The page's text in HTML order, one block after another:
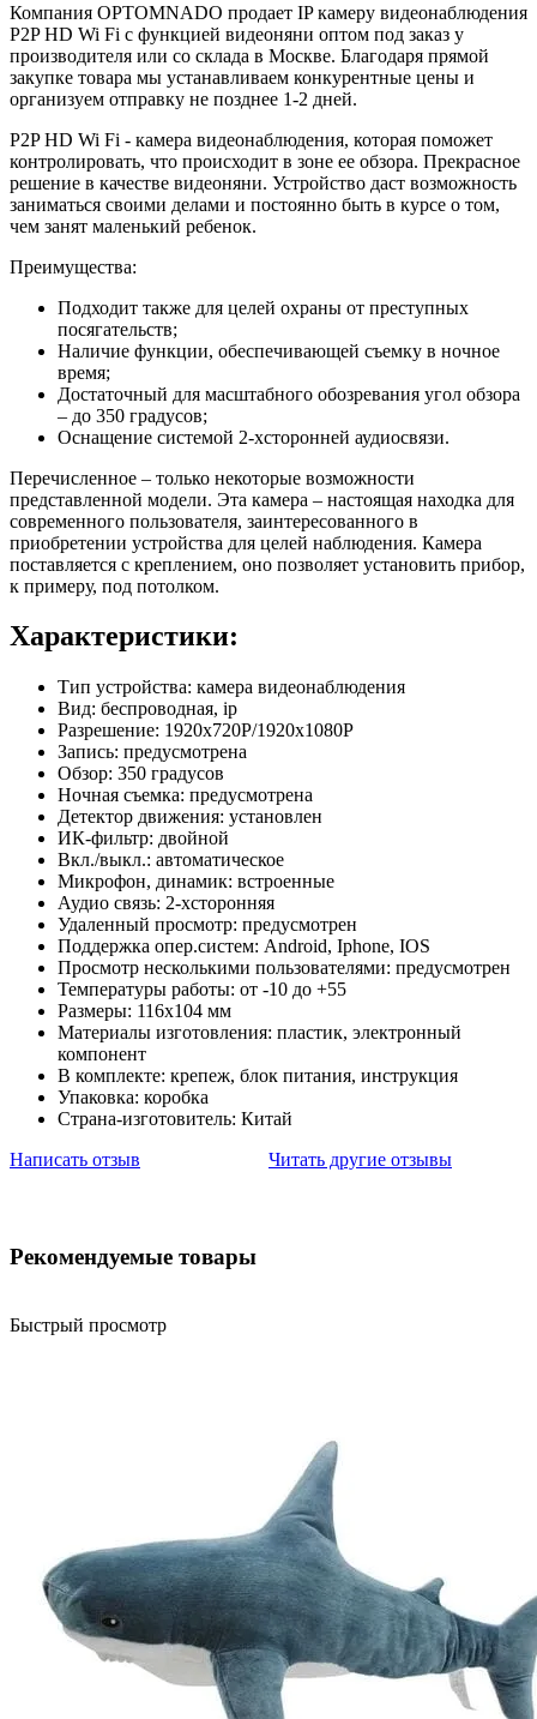
Компания OPTOMNADO продает IP камеру видеонаблюдения
P2P HD Wi Fi с функцией видеоняни оптом под заказ у
производителя или со склада в Москве. Благодаря прямой
закупке товара мы устанавливаем конкурентные цены и
организуем отправку не позднее 1-2 дней.
P2P HD Wi Fi - камера видеонаблюдения, которая поможет
контролировать, что происходит в зоне ее обзора. Прекрасное
решение в качестве видеоняни. Устройство даст возможность
заниматься своими делами и постоянно быть в курсе о том,
чем занят маленький ребенок.
Преимущества:
Подходит также для целей охраны от преступных
посягательств;
Наличие функции, обеспечивающей съемку в ночное
время;
Достаточный для масштабного обозревания угол обзора
– до 350 градусов;
Оснащение системой 2-хсторонней аудиосвязи.
Перечисленное – только некоторые возможности
представленной модели. Эта камера – настоящая находка для
современного пользователя, заинтересованного в
приобретении устройства для целей наблюдения. Камера
поставляется с креплением, оно позволяет установить прибор,
к примеру, под потолком.
Характеристики:
Тип устройства: камера видеонаблюдения
Вид: беспроводная, ip
Разрешение: 1920х720P/1920х1080P
Запись: предусмотрена
Обзор: 350 градусов
Ночная съемка: предусмотрена
Детектор движения: установлен
ИК-фильтр: двойной
Вкл./выкл.: автоматическое
Микрофон, динамик: встроенные
Аудио связь: 2-хсторонняя
Удаленный просмотр: предусмотрен
Поддержка опер.систем: Android, Iphone, IOS
Просмотр несколькими пользователями: предусмотрен
Температуры работы: от -10 до +55
Размеры: 116х104 мм
Материалы изготовления: пластик, электронный
компонент
В комплекте: крепеж, блок питания, инструкция
Упаковка: коробка
Страна-изготовитель: Китай
Написать отзыв
Читать другие отзывы
Рекомендуемые товары
Быстрый просмотр